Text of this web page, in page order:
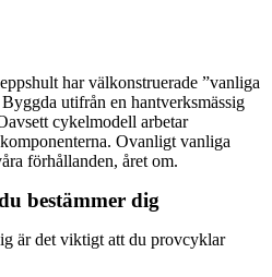
har välkonstruerade ”vanliga
utifrån en hantverksmässig
cykelmodell arbetar
Ovanligt vanliga
förhållanden, året om.
bestämmer dig
är det viktigt att du provcyklar